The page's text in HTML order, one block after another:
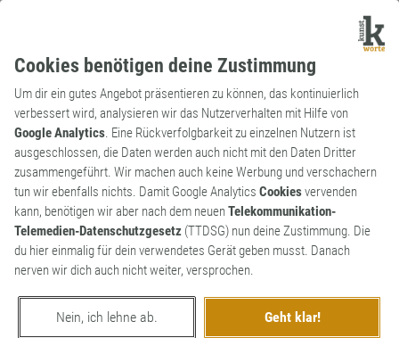
Cookies benötigen deine Zustimmung
Um dir ein gutes Angebot präsentieren zu können, das kontinuierlich
verbessert wird, analysieren wir das Nutzerverhalten mit Hilfe von
Google Analytics. Eine Rückverfolgbarkeit zu einzelnen Nutzern ist
ausgeschlossen, die Daten werden auch nicht mit den Daten Dritter
zusammengeführt. Wir machen auch keine Werbung und verschachern
tun wir ebenfalls nichts. Damit Google Analytics Cookiesvervenden
kann, benötigen wir aber nach dem neuenTelekommunikation-
Telemedien-Datenschutzgesetz (TTDSG) nun deine Zustimmung. Die
du hier einmalig für dein verwendetes Gerät geben musst. Danach
nerven wir dich auch nicht weiter, versprochen.
Nein, ich lehne ab. Geht klar!
Archaismus
Substantiv
Spezerei
Substantiv, feminin. Delikatesse, Leckerei.
0
0
erschaffen vonSprechreiz